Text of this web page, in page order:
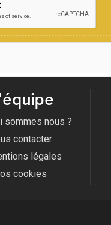
sommes nous ?
contacter
légales
cookies